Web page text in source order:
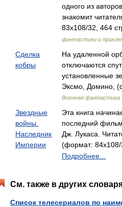
одного из
знакомит
83x108/32, 464
фантастики и
Сделка
кобры
На удаленной
отключаются
установленные
Эксмо, Домино,
Военная фантастика
Звездные
войны.
Наследник
Империи
Эта книга
последний
Дж. Лукаса.
(формат: 84x108/
Подробнее...
См. также в других
Список телесериалов по